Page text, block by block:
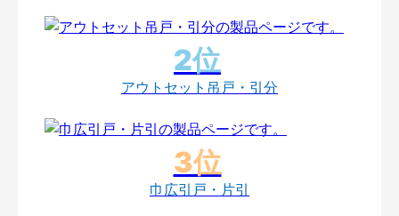
アウトセット吊戸・引分
巾広引戸・片引